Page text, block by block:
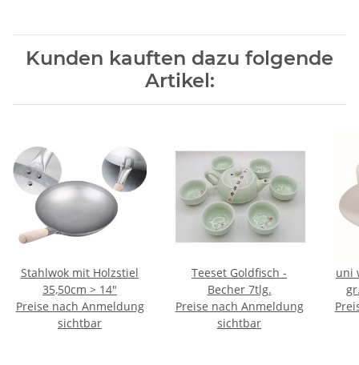
Kunden kauften dazu folgende
Artikel:
Stahlwok mit Holzstiel
35,50cm > 14"
Preise nach Anmeldung
sichtbar
Teeset Goldfisch -
Becher 7tlg.
Preise nach Anmeldung
sichtbar
uni